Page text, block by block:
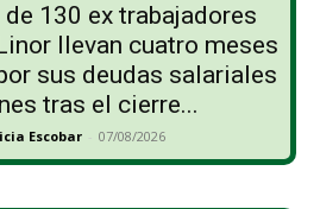
130 ex trabajadores
llevan cuatro meses
sus deudas salariales
tras el cierre...
Escobar - 07/08/2026